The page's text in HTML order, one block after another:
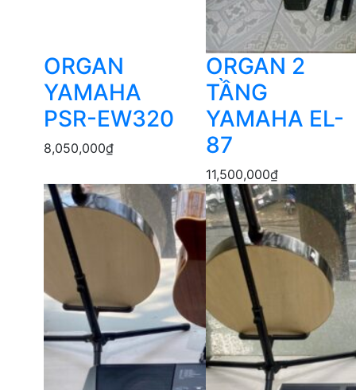
ORGAN
YAMAHA
PSR-EW320
8,050,000₫
ORGAN 2
TẦNG
YAMAHA EL-
87
11,500,000₫